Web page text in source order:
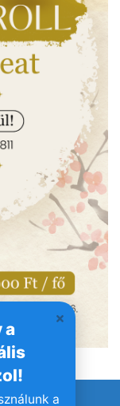
a
a